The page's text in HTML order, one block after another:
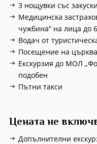
3 нощувки със
Медицинска
чужбина“ на лица до
Водач от
Посещение на
Екскурзия до МОЛ
подобен
Пътни такси
Цената не
Допълнителни